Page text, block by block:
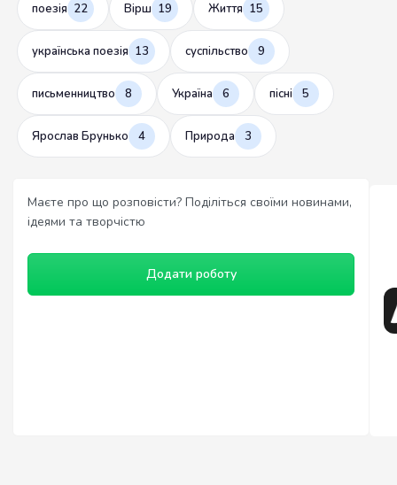
поезія 22 Вірш 19 Життя 15
українська поезія 13 суспільство 9
письменництво 8 Україна 6 пісні 5
Ярослав Брунько 4 Природа 3
Маєте про що розповісти? Поділіться своїми новинами,
ідеями та творчістю
Додати роботу